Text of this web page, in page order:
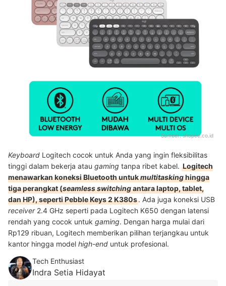
Sumber:shopee.co.id
Keyboard Logitech cocok untuk Anda yang ingin fleksibilitas
tinggi dalam bekerja atau gaming tanpa ribet kabel. Logitech
menawarkan koneksi Bluetooth untukmultitaskinghingga
tiga perangkat (seamless switchingantara laptop, tablet,
dan HP), seperti Pebble Keys 2 K380s. Ada juga koneksi USB
receiver2.4 GHz seperti pada Logitech K650 dengan latensi
rendah yang cocok untuk gaming. Dengan harga mulai dari
Rp129 ribuan, Logitech memberikan pilihan terjangkau untuk
kantor hingga model high-end untuk profesional.
Tech Enthusiast
Indra Setia Hidayat